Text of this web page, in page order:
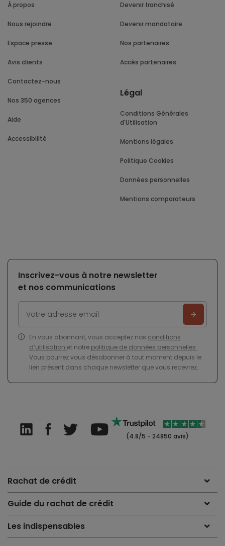
À propos
Nous rejoindre
Espace presse
Avis clients
Contactez-nous
Nos 350 agences
Aide
Accessibilité
Devenir franchisé
Devenir mandataire
Nos partenaires
Accès partenaires
Légal
Conditions Générales
d'Utilisation
Mentions légales
Politique Cookies
Données personnelles
Mentions comparateurs
Inscrivez-vous à notre newsletter
et nos communications
En vous abonnant, vous acceptez nos conditions
d’utilisation et notre politique de données personnelles .
Vous pourrez vous désabonner à tout moment depuis le
lien présent dans chaque newsletter que vous recevrez.
(4.8/5 - 24850 avis)
Rachat de crédit
Guide du rachat de crédit
Les indispensables